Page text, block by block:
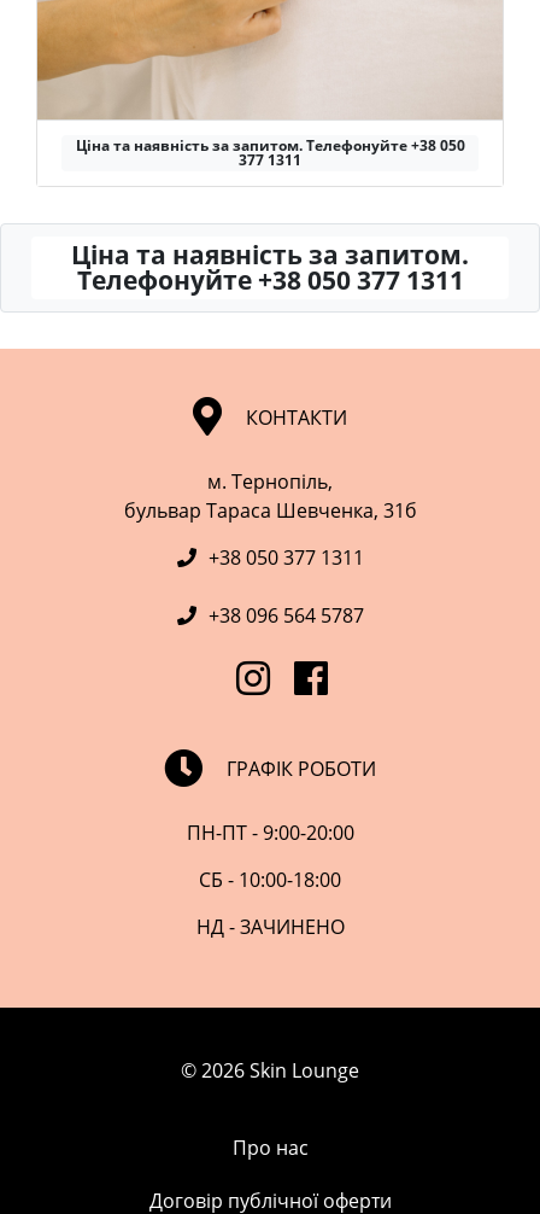
Ціна та наявність за запитом. Телефонуйте +38 050
377 1311
Ціна та наявність за запитом.
Телефонуйте +38 050 377 1311
КОНТАКТИ
м. Тернопіль,
​​​​​​​бульвар Тараса Шевченка, 31б
+38 050 377 1311
+38 096 564 5787
ГРАФІК РОБОТИ
ПН-ПТ - 9:00-20:00
СБ - 10:00-18:00
НД - ЗАЧИНЕНО
© 2026 Skin Lounge
Про нас
Договір публічної оферти